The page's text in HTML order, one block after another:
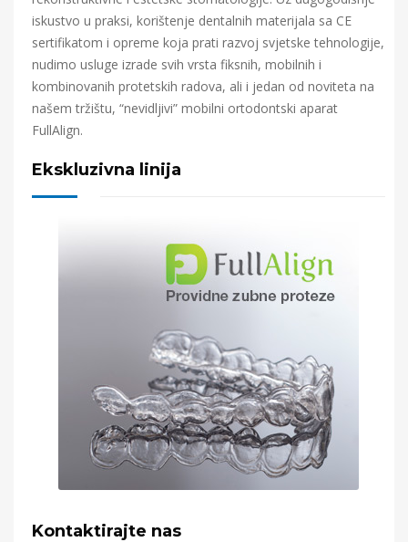
iskustvo u praksi, korištenje dentalnih materijala sa CE
sertifikatom i opreme koja prati razvoj svjetske tehnologije,
nudimo usluge izrade svih vrsta fiksnih, mobilnih i
kombinovanih protetskih radova, ali i jedan od noviteta na
našem tržištu, “nevidljivi” mobilni ortodontski aparat
FullAlign.
Ekskluzivna linija
Kontaktirajte nas